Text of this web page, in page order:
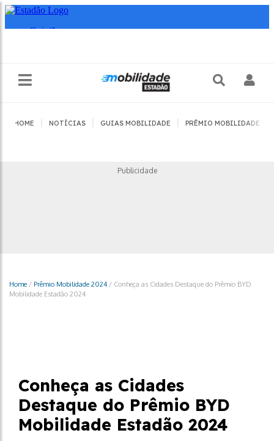
HOME NOTÍCIAS GUIAS MOBILIDADE PRÊMIO MOBILIDADE
Publicidade
Home / Prêmio Mobilidade 2024 / Conheça as Cidades Destaque do Prêmio BYD
Mobilidade Estadão 2024
Conheça as Cidades
Destaque do Prêmio BYD
Mobilidade Estadão 2024